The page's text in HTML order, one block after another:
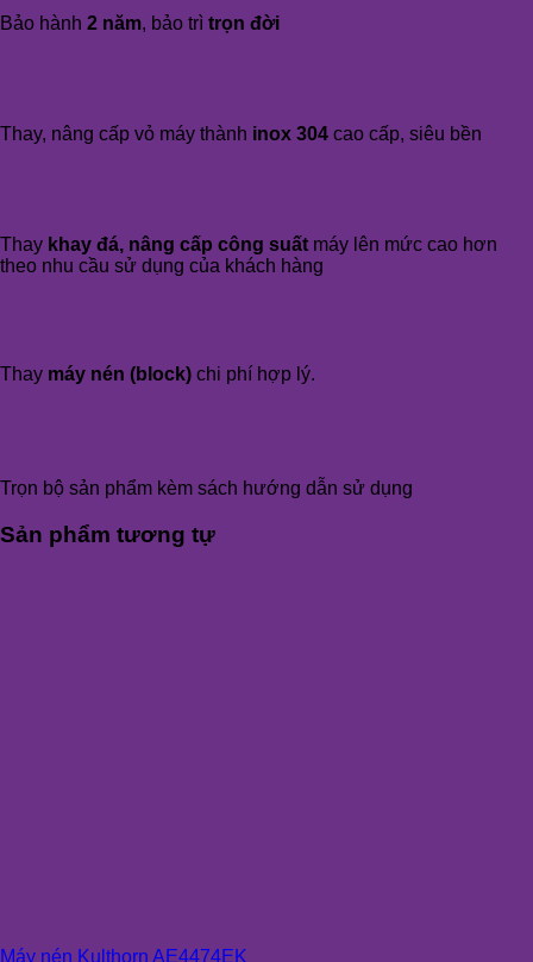
Bảo hành 2 năm, bảo trì trọn đời
Thay, nâng cấp vỏ máy thành inox 304 cao cấp, siêu bền
Thay khay đá, nâng cấp công suất máy lên mức cao hơn
theo nhu cầu sử dụng của khách hàng
Thay máy nén (block) chi phí hợp lý.
Trọn bộ sản phẩm kèm sách hướng dẫn sử dụng
Sản phẩm tương tự
Máy nén Kulthorn AE4474EK